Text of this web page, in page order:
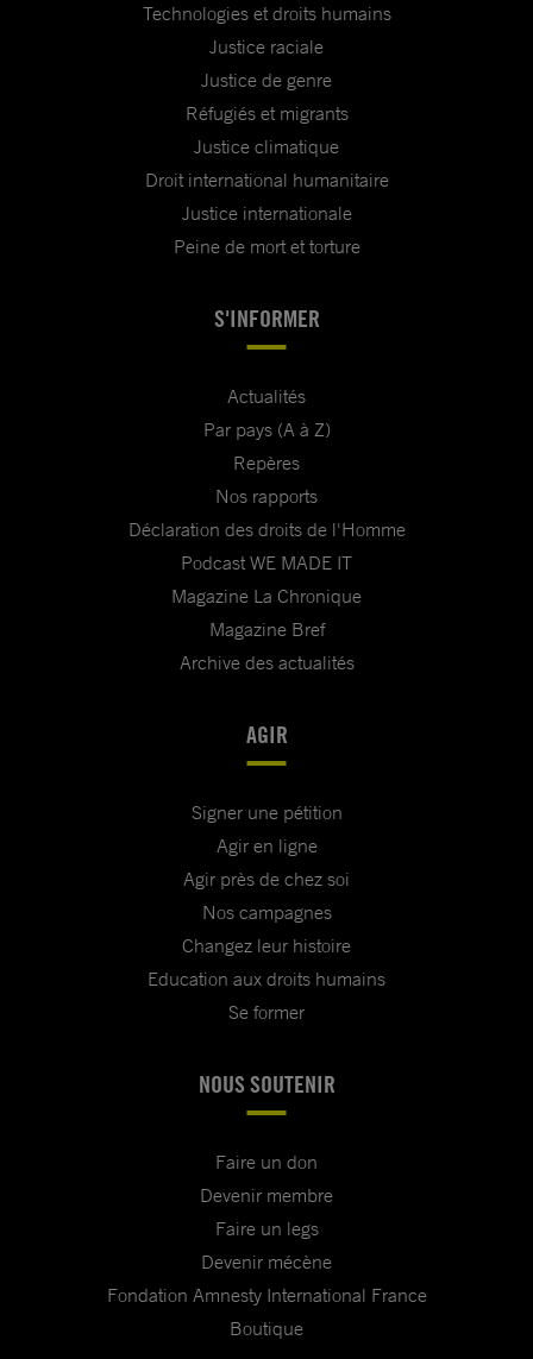
Technologies et droits humains
Justice raciale
Justice de genre
Réfugiés et migrants
Justice climatique
Droit international humanitaire
Justice internationale
Peine de mort et torture
S'INFORMER
Actualités
Par pays (A à Z)
Repères
Nos rapports
Déclaration des droits de l'Homme
Podcast WE MADE IT
Magazine La Chronique
Magazine Bref
Archive des actualités
AGIR
Signer une pétition
Agir en ligne
Agir près de chez soi
Nos campagnes
Changez leur histoire
Education aux droits humains
Se former
NOUS SOUTENIR
Faire un don
Devenir membre
Faire un legs
Devenir mécène
Fondation Amnesty International France
Boutique